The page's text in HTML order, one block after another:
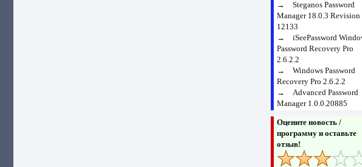
→Steganos Password
Manager 18.0.3 Revision
12133
→iSeePassword
Password Recovery Pro
2.6.2.2
→Windows Password
Recovery Pro 2.6.2.2
→Advanced Password
Manager 1.0.0.20885
Оцените новость /
программу и оставьте
отзыв!